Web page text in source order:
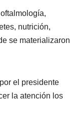
nutrición,
se materializaron
el presidente
la atención los